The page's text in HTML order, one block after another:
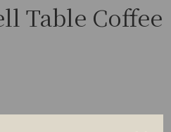
Table Coffee
oppervlakken en